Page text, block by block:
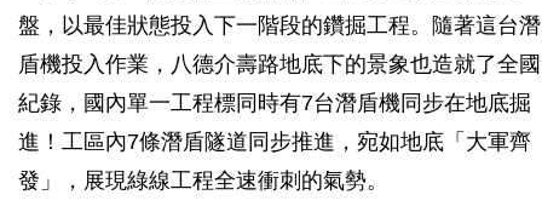
盤，以最佳狀態投入下一階段的鑽掘工程。隨著這台潛
盾機投入作業，八德介壽路地底下的景象也造就了全國
紀錄，國內單一工程標同時有7台潛盾機同步在地底掘
進！工區內7條潛盾隧道同步推進，宛如地底「大軍齊
發」，展現綠線工程全速衝刺的氣勢。